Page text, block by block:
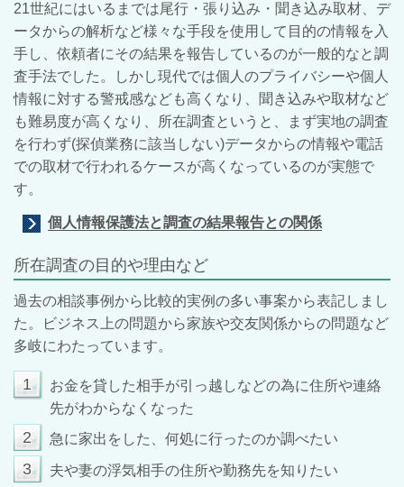
21世紀にはいるまでは尾行・張り込み・聞き込み取材、デ
ータからの解析など様々な手段を使用して目的の情報を入
手し、依頼者にその結果を報告しているのが一般的なと調
査手法でした。しかし現代では個人のプライバシーや個人
情報に対する警戒感なども高くなり、聞き込みや取材など
も難易度が高くなり、所在調査というと、まず実地の調査
を行わず(探偵業務に該当しない)データからの情報や電話
での取材で行われるケースが高くなっているのが実態で
す。
個人情報保護法と調査の結果報告との関係
所在調査の目的や理由など
過去の相談事例から比較的実例の多い事案から表記しまし
た。ビジネス上の問題から家族や交友関係からの問題など
多岐にわたっています。
1
お金を貸した相手が引っ越しなどの為に住所や連絡
先がわからなくなった
2 急に家出をした、何処に行ったのか調べたい
3 夫や妻の浮気相手の住所や勤務先を知りたい